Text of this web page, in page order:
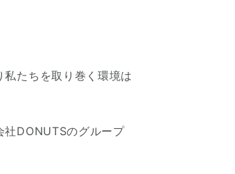
たちを取り巻く環境は
社DONUTSのグループ